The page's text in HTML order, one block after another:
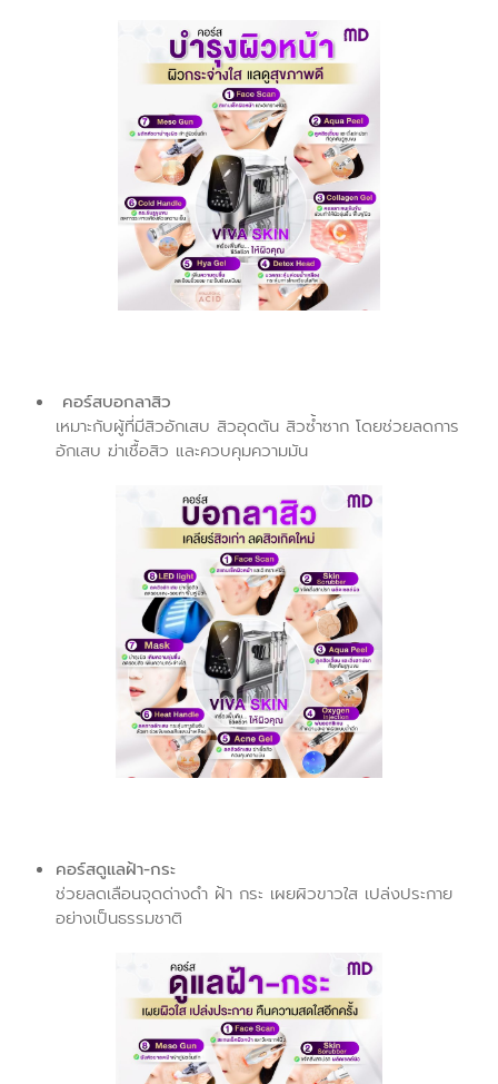
คอร์สบอกลาสิว
เหมาะกับผู้ที่มีสิวอักเสบ สิวอุดตัน สิวซ้ำซาก โดยช่วยลดการ
อักเสบ ฆ่าเชื้อสิว และควบคุมความมัน
คอร์สดูแลฝ้า-กระ
ช่วยลดเลือนจุดด่างดำ ฝ้า กระ เผยผิวขาวใส เปล่งประกาย
อย่างเป็นธรรมชาติ